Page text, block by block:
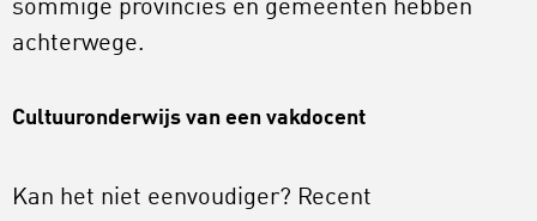
sommige provincies en gemeenten hebben
achterwege.
Cultuuronderwijs van een vakdocent
Kan het niet eenvoudiger? Recent